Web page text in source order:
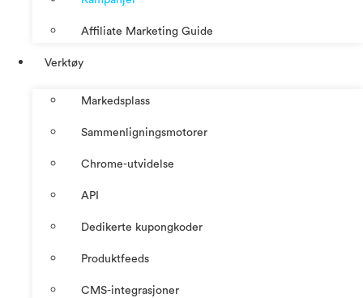
Affiliate Marketing Guide
Verktøy
Markedsplass
Sammenligningsmotorer
Chrome-utvidelse
API
Dedikerte kupongkoder
Produktfeeds
CMS-integrasjoner